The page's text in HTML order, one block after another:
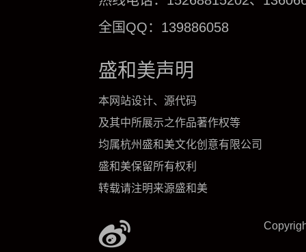
全国QQ：139886058
盛和美声明
本网站设计、源代码
及其中所展示之作品著作权等
均属杭州盛和美文化创意有限公司
盛和美保留所有权利
转载请注明来源盛和美